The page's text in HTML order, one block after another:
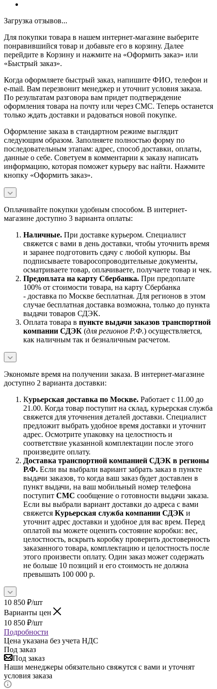
Загрузка отзывов...
Для покупки товара в нашем интернет-магазине выберите
понравившийся товар и добавьте его в корзину. Далее
перейдите в Корзину и нажмите на «Оформить заказ» или
«Быстрый заказ».
Когда оформляете быстрый заказ, напишите ФИО, телефон и
e-mail. Вам перезвонит менеджер и уточнит условия заказа.
По результатам разговора вам придет подтверждение
оформления товара на почту или через СМС. Теперь останется
только ждать доставки и радоваться новой покупке.
Оформление заказа в стандартном режиме выглядит
следующим образом. Заполняете полностью форму по
последовательным этапам: адрес, способ доставки, оплаты,
данные о себе. Советуем в комментарии к заказу написать
информацию, которая поможет курьеру вас найти. Нажмите
кнопку «Оформить заказ».
Оплачивайте покупки удобным способом. В интернет-
магазине доступно 3 варианта оплаты:
Наличные. При доставке курьером. Специалист
свяжется с вами в день доставки, чтобы уточнить время
и заранее подготовить сдачу с любой купюры. Вы
подписываете товаросопроводительные документы,
осматриваете товар, оплачиваете, получаете товар и чек.
Предоплата на карту Сбербанка. При предоплате
100% от стоимости товара, на карту Сбербанка
- доставка по Москве бесплатная. Для регионов в этом
случае бесплатная доставка возможна, только до пункта
выдачи товаров СДЭК.
Оплата товара в пункте выдачи заказов транспортной
компании СДЭК (для регионов Р.Ф.) осуществляется,
как наличным так и безналичным расчетом.
Экономьте время на получении заказа. В интернет-магазине
доступно 2 варианта доставки:
Курьерская доставка по Москве. Работает с 11.00 до
21.00. Когда товар поступит на склад, курьерская служба
свяжется для уточнения деталей доставки. Специалист
предложит выбрать удобное время доставки и уточнит
адрес. Осмотрите упаковку на целостность и
соответствие указанной комплектации после этого
произведите оплату.
Доставка транспортной компанией СДЭК в регионы
Р.Ф. Если вы выбрали вариант забрать заказ в пункте
выдачи заказов, то когда ваш заказ будет доставлен в
пункт выдачи, на ваш мобильный номер телефона
поступит СМС сообщение о готовности выдачи заказа.
Если вы выбрали вариант доставки до адреса с вами
свяжется Курьерская служба компании СДЭК и
уточнит адрес доставки и удобное для вас врем. Перед
оплатой вы можете оценить состояние коробки: вес,
целостность, вскрыть коробку проверить достоверность
заказанного товара, комплектацию и целостность после
этого произвести оплату. Один заказ может содержать
не больше 10 позиций и его стоимость не должна
превышать 100 000 р.
10 850 ₽/шт
Варианты цен
10 850 ₽/шт
Подробности
Цена указана без учета НДС
Под заказ
Под заказ
Наши менеджеры обязательно свяжутся с вами и уточнят
условия заказа